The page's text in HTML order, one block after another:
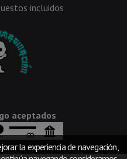
incluidos
aceptados
la experiencia de navegación,